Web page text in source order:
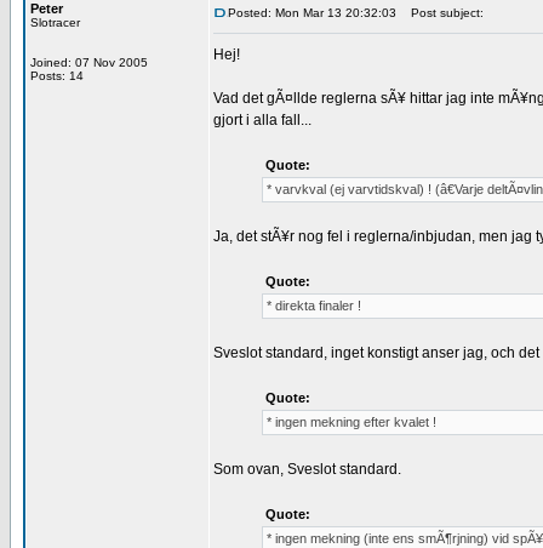
Peter
Slotracer
Joined: 07 Nov 2005
Posts: 14
Posted: Mon Mar 13 20:32:03 Post subject:
Hej!
Vad det gÃ¤llde reglerna sÃ¥ hittar jag inte
gjort i alla fall...
Quote:
* varvkval (ej varvtidskval) ! (â€Varje
Ja, det stÃ¥r nog fel i reglerna/inbjudan, men jag
Quote:
* direkta finaler !
Sveslot standard, inget konstigt anser jag, och
Quote:
* ingen mekning efter kvalet !
Som ovan, Sveslot standard.
Quote:
* ingen mekning (inte ens smÃ¶rjning) vid